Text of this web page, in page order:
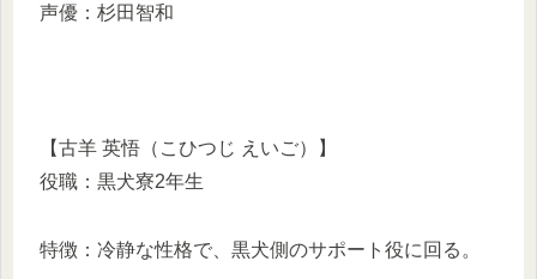
声優：杉田智和
【古羊 英悟（こひつじ えいご）】
役職：黒犬寮2年生
特徴：冷静な性格で、黒犬側のサポート役に回る。